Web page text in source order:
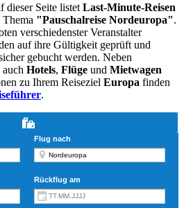
dieser Seite listet Last-Minute-Reisen
"Pauschalreise Nordeuropa".
verschiedenster Veranstalter
auf ihre Gültigkeit geprüft und
gebucht werden. Neben
Hotels, Flüge und Mietwagen
zu Ihrem Reiseziel Europa finden
.